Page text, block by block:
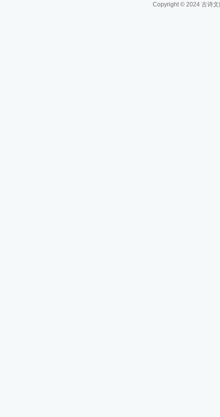
Copyright © 2024古诗